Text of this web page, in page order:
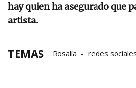
hay quien ha asegurado que
artista.
TEMAS Rosalía
redes sociales